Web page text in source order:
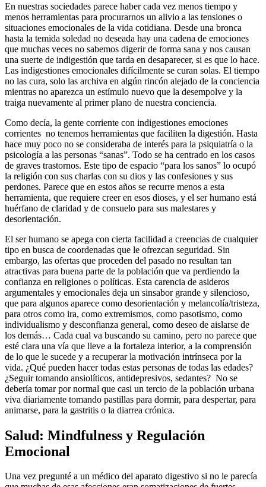
En nuestras sociedades parece haber cada vez menos tiempo y
menos herramientas para procurarnos un alivio a las tensiones o
situaciones emocionales de la vida cotidiana. Desde una bronca
hasta la temida soledad no deseada hay una cadena de emociones
que muchas veces no sabemos digerir de forma sana y nos causan
una suerte de indigestión que tarda en desaparecer, si es que lo hace.
Las indigestiones emocionales difícilmente se curan solas. El tiempo
no las cura, solo las archiva en algún rincón alejado de la conciencia
mientras no aparezca un estímulo nuevo que la desempolve y la
traiga nuevamente al primer plano de nuestra conciencia.
Como decía, la gente corriente con indigestiones emociones
corrientes no tenemos herramientas que faciliten la digestión. Hasta
hace muy poco no se consideraba de interés para la psiquiatría o la
psicología a las personas “sanas”. Todo se ha centrado en los casos
de graves trastornos. Este tipo de espacio “para los sanos” lo ocupó
la religión con sus charlas con su dios y las confesiones y sus
perdones. Parece que en estos años se recurre menos a esta
herramienta, que requiere creer en esos dioses, y el ser humano está
huérfano de claridad y de consuelo para sus malestares y
desorientación.
El ser humano se apega con cierta facilidad a creencias de cualquier
tipo en busca de coordenadas que le ofrezcan seguridad. Sin
embargo, las ofertas que proceden del pasado no resultan tan
atractivas para buena parte de la población que va perdiendo la
confianza en religiones o políticas. Esta carencia de asideros
argumentales y emocionales deja un sinsabor grande y silencioso,
que para algunos aparece como desorientación y melancolía/tristeza,
para otros como ira, como extremismos, como pasotismo, como
individualismo y desconfianza general, como deseo de aislarse de
los demás… Cada cual va buscando su camino, pero no parece que
esté clara una vía que lleve a la fortaleza interior, a la comprensión
de lo que le sucede y a recuperar la motivación intrínseca por la
vida. ¿Qué pueden hacer todas estas personas de todas las edades?
¿Seguir tomando ansiolíticos, antidepresivos, sedantes? No se
debería tomar por normal que casi un tercio de la población urbana
viva diariamente tomando pastillas para dormir, para despertar, para
animarse, para la gastritis o la diarrea crónica.
Salud: Mindfulness y Regulación
Emocional
Una vez pregunté a un médico del aparato digestivo si no le parecía